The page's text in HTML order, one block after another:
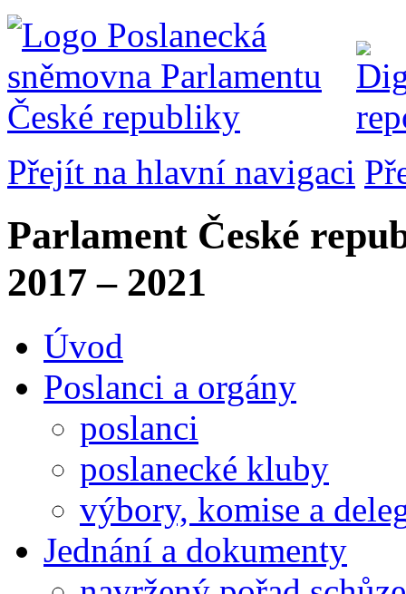
Přejít na hlavní navigaci
Parlament České
2017 – 2021
Úvod
Poslanci a orgány
poslanci
poslanecké kluby
výbory, komise a
Jednání a dokumenty